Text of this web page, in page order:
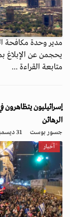
مدير وحدة مكافحة
يحجمن عن الإبلاغ
متابعة القراءة ...
إسرائيليون يتظاهرون
الرهائن
جسور بوست 31 ديسمبر 2023 - 16:00
أخبار